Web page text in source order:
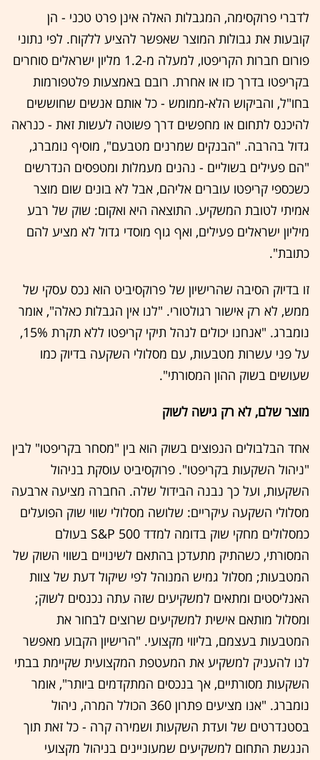
לדברי פרוקסימה, המגבלות האלה אינן פרט טכני - הן
קובעות את גבולות המוצר שאפשר להציע ללקוח. לפי נתוני
פורום חברות הקריפטו, למעלה מ-1.2 מליון ישראלים סוחרים
בקריפטו בדרך כזו או אחרת. רובם באמצעות פלטפורמות
בחו"ל, והביקוש הלא-ממומש - כל אותם אנשים שחוששים
להיכנס לתחום או מחפשים דרך פשוטה לעשות זאת - כנראה
גדול בהרבה. "הבנקים שמרנים מטבעם", מוסיף נומברג,
"הם פעילים בשוליים - נהנים מעמלות ומטפסים הנדרשים
כשכספי קריפטו עוברים אליהם, אבל לא בונים שום מוצר
אמיתי לטובת המשקיע. התוצאה היא ואקום: שוק של רבע
מיליון ישראלים פעילים, ואף גוף מוסדי גדול לא מציע להם
כתובת".
זו בדיוק הסיבה שהרישיון של פרוקסיביט הוא נכס עסקי של
ממש, לא רק אישור רגולטורי. "לנו אין הגבלות כאלה", אומר
נומברג. "אנחנו יכולים לנהל תיקי קריפטו ללא תקרת 15%,
על פני עשרות מטבעות, עם מסלולי השקעה בדיוק כמו
שעושים בשוק ההון המסורתי".
מוצר שלם, לא רק גישה לשוק
אחד הבלבולים הנפוצים בשוק הוא בין "מסחר בקריפטו" לבין
"ניהול השקעות בקריפטו". פרוקסיביט עוסקת בניהול
השקעות, ועל כך נבנה הבידול שלה. החברה מציעה ארבעה
מסלולי השקעה עיקריים: שלושה מסלולי שווי שוק הפועלים
כמסלולים מחקי שוק בדומה למדד S&P 500 בעולם
המסורתי, כשהתיק מתעדכן בהתאם לשינויים בשווי השוק של
המטבעות; מסלול גמיש המנוהל לפי שיקול דעת של צוות
האנליסטים ומתאים למשקיעים שזה עתה נכנסים לשוק;
ומסלול מותאם אישית למשקיעים שרוצים לבחור את
המטבעות בעצמם, בליווי מקצועי. "הרישיון הקבוע מאפשר
לנו להעניק למשקיע את המעטפת המקצועית שקיימת בבתי
השקעות מסורתיים, אך בנכסים המתקדמים ביותר", אומר
נומברג. "אנו מציעים פתרון 360 הכולל המרה, ניהול
בסטנדרטים של ועדת השקעות ושמירה קרה - כל זאת תוך
הנגשת התחום למשקיעים שמעוניינים בניהול מקצועי